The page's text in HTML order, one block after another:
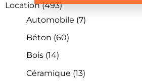
Location (493)
Automobile (7)
Béton (60)
Bois (14)
Céramique (13)